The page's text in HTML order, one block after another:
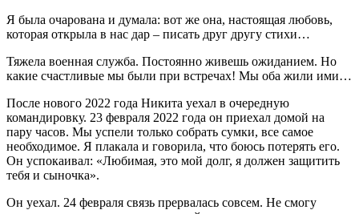
Я была очарована и думала: вот же она, настоящая любовь,
которая открыла в нас дар – писать друг другу стихи…
Тяжела военная служба. Постоянно живешь ожиданием. Но
какие счастливые мы были при встречах! Мы оба жили ими…
После нового 2022 года Никита уехал в очередную
командировку. 23 февраля 2022 года он приехал домой на
пару часов. Мы успели только собрать сумки, все самое
необходимое. Я плакала и говорила, что боюсь потерять его.
Он успокаивал: «Любимая, это мой долг, я должен защитить
тебя и сыночка».
Он уехал. 24 февраля связь прервалась совсем. Не смогу